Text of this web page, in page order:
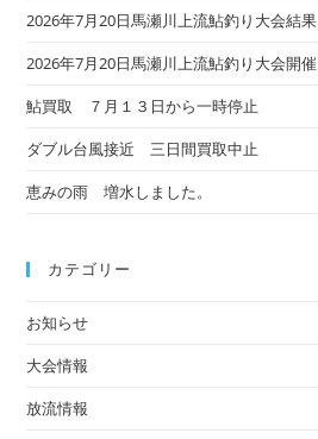
2026年7月20日馬瀬川上流鮎釣り大会結果
2026年7月20日馬瀬川上流鮎釣り大会開催
鮎買取 ７月１３日から一時停止
ダブル台風接近 三日間買取中止
恵みの雨 増水しました。
カテゴリー
お知らせ
大会情報
放流情報